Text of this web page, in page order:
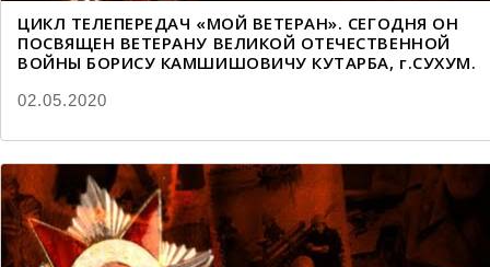
ЦИКЛ ТЕЛЕПЕРЕДАЧ «МОЙ ВЕТЕРАН». СЕГОДНЯ ОН
ПОСВЯЩЕН ВЕТЕРАНУ ВЕЛИКОЙ ОТЕЧЕСТВЕННОЙ
ВОЙНЫ БОРИСУ КАМШИШОВИЧУ КУТАРБА, г.СУХУМ.
02.05.2020